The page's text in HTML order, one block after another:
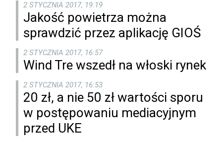
2 STYCZNIA 2017, 19:19
Jakość powietrza można
sprawdzić przez aplikację GIOŚ
2 STYCZNIA 2017, 16:57
Wind Tre wszedł na włoski rynek
2 STYCZNIA 2017, 16:53
20 zł, a nie 50 zł wartości sporu
w postępowaniu mediacyjnym
przed UKE